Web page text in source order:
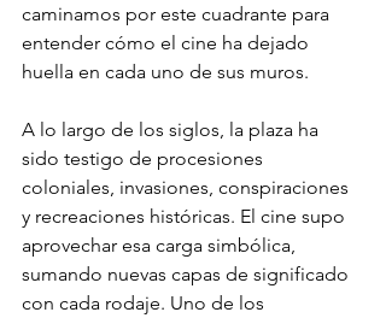
caminamos por este cuadrante para
entender cómo el cine ha dejado
huella en cada uno de sus muros.
A lo largo de los siglos, la plaza ha
sido testigo de procesiones
coloniales, invasiones, conspiraciones
y recreaciones históricas. El cine supo
aprovechar esa carga simbólica,
sumando nuevas capas de significado
con cada rodaje. Uno de los